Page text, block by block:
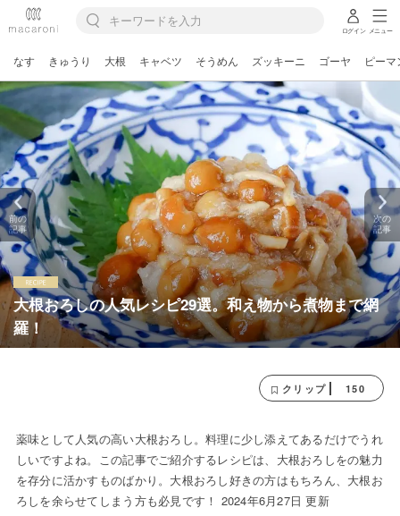
ログイン メニュー
なす きゅうり 大根 キャベツ そうめん ズッキーニ ゴーヤ ピーマ
大根おろしの人気レシピ29選。和え物から煮物まで網
羅！
前の
記事
次の
記事
クリップ 150
薬味として人気の高い大根おろし。料理に少し添えてあるだけでうれ
しいですよね。この記事でご紹介するレシピは、大根おろしをの魅力
を存分に活かすものばかり。大根おろし好きの方はもちろん、大根お
ろしを余らせてしまう方も必見です！ 2024年6月27日 更新